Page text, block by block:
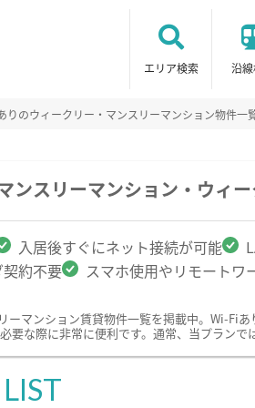
エリア検索 沿
りのウィークリー・マンスリーマンション物件一
スリーマンション・ウィ
入居後すぐにネット接続が可能
約不要
スマホ使用やリモートワ
マンション賃貸物件一覧を掲載中。Wi-Fi
要な際に非常に便利です。通常、当プラン